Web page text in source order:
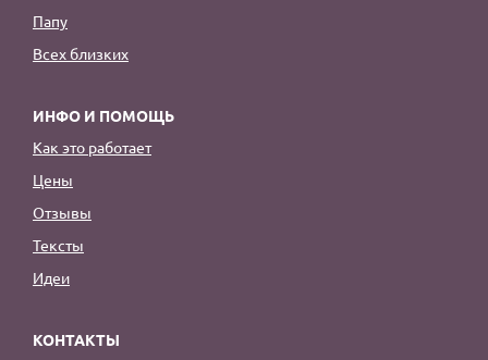
Папу
Всех близких
ИНФО И ПОМОЩЬ
Как это работает
Цены
Отзывы
Тексты
Идеи
КОНТАКТЫ